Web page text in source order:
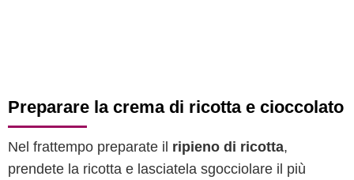
Preparare la crema di ricotta e cioccolato
Nel frattempo preparate il ripieno di ricotta,
prendete la ricotta e lasciatela sgocciolare il più